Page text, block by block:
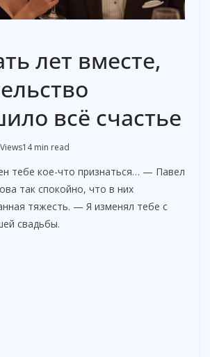
лет вместе,
всё счастье
14 min read
тебе кое-что признаться… — Павел
так спокойно, что в них
тяжесть. — Я изменял тебе с
свадьбы.